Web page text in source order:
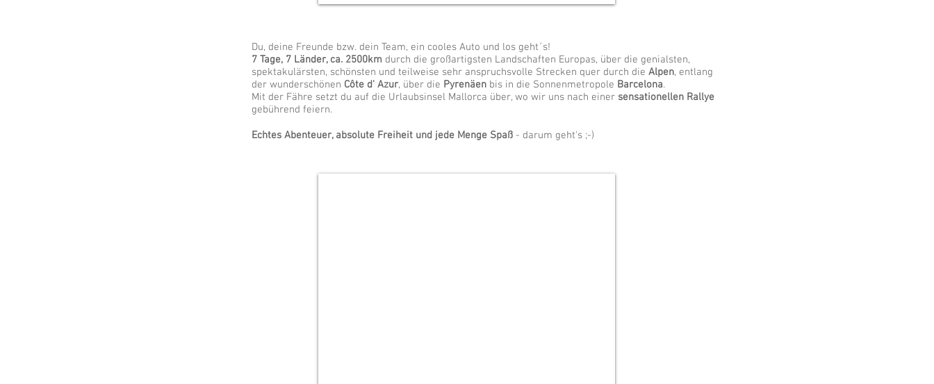
Du, deine Freunde bzw. dein Team, ein cooles Auto und los geht´s!
7 Tage, 7 Länder, ca. 2500km durch die großartigsten Landschaften Europas, über die genialsten,
spektakulärsten, schönsten und teilweise sehr anspruchsvolle Strecken quer durch die Alpen, entlang
der wunderschönen Côte d' Azur, über die Pyrenäen bis in die Sonnenmetropole Barcelona.
Mit der Fähre setzt du auf die Urlaubsinsel Mallorca über, wo wir uns nach einer sensationellen Rallye
gebührend feiern.
Echtes Abenteuer, absolute Freiheit und jede Menge Spaß - darum geht's ;-)